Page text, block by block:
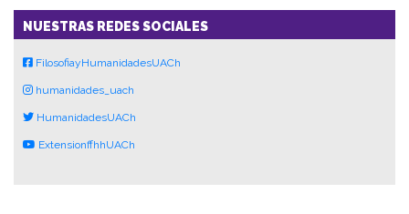
NUESTRAS REDES SOCIALES
FilosofiayHumanidadesUACh
humanidades_uach
HumanidadesUACh
ExtensionffhhUACh